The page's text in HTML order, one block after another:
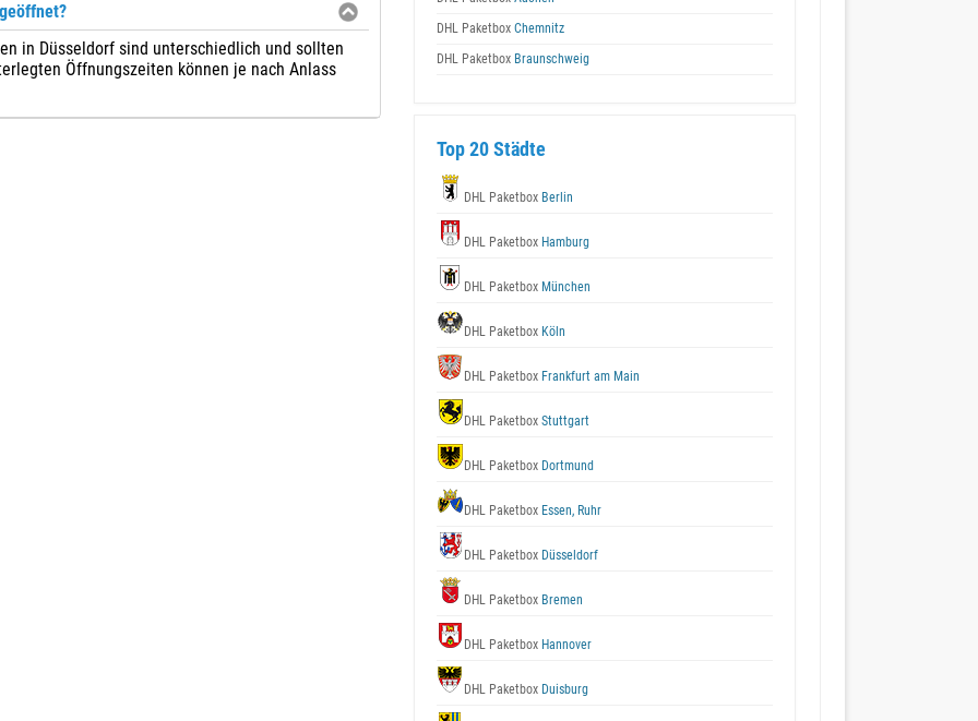
in Düsseldorf sind unterschiedlich und sollten
Öffnungszeiten können je nach Anlass
DHL Paketbox Chemnitz
DHL Paketbox Braunschweig
Top 20 Städte
DHL Paketbox Berlin
DHL Paketbox Hamburg
DHL Paketbox München
DHL Paketbox Köln
DHL Paketbox Frankfurt am Main
DHL Paketbox Stuttgart
DHL Paketbox Dortmund
DHL Paketbox Essen, Ruhr
DHL Paketbox Düsseldorf
DHL Paketbox Bremen
DHL Paketbox Hannover
DHL Paketbox Duisburg